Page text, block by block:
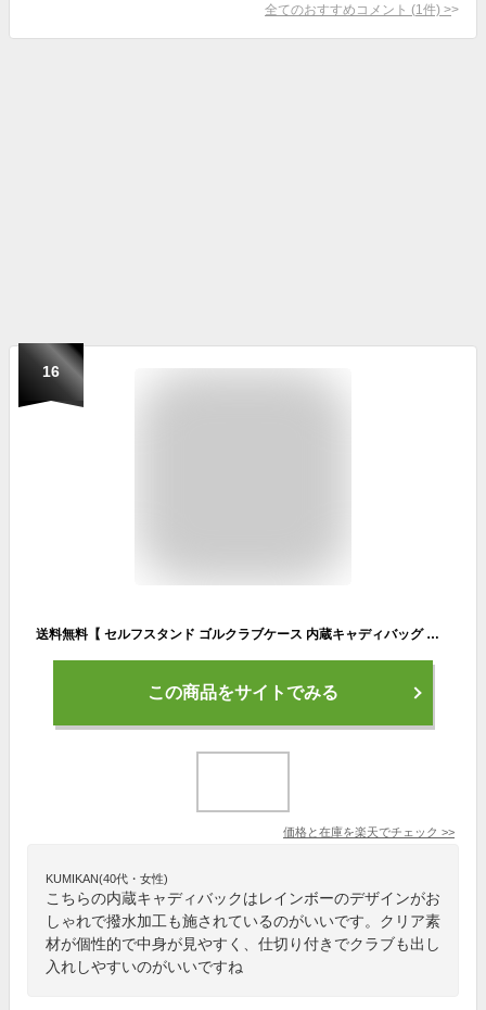
全てのおすすめコメント (1 件) >
16
送料無料【 セルフスタンド ゴルクラブケース 内蔵キャディバッグ オーロラ 】 クリア 撥水加工 レインボー ショルダーベルト ゴルフバッグ ポケット 仕切り ハンドル 持ち手 キャリー 打ちっぱなし ラウンド ドライバー スケルトン かわいい おしゃれ レディース 【H】
この商品をサイトでみる
価格と在庫を楽天でチェック >>
KUMIKAN(40代・女性)
こちらの内蔵キャディバックはレインボーのデザインがお
しゃれで撥水加工も施されているのがいいです。クリア素
材が個性的で中身が見やすく、仕切り付きでクラブも出し
入れしやすいのがいいですね